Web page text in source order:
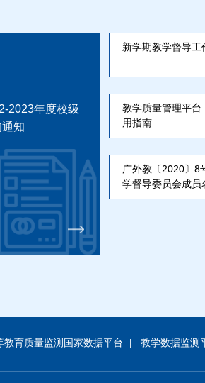
2023年度校级
知
新学期教学督导工
教学质量管理平台
用指南
广外教〔2020〕8
学督导委员会成员
教育质量监测国家数据平台 教学数据监测